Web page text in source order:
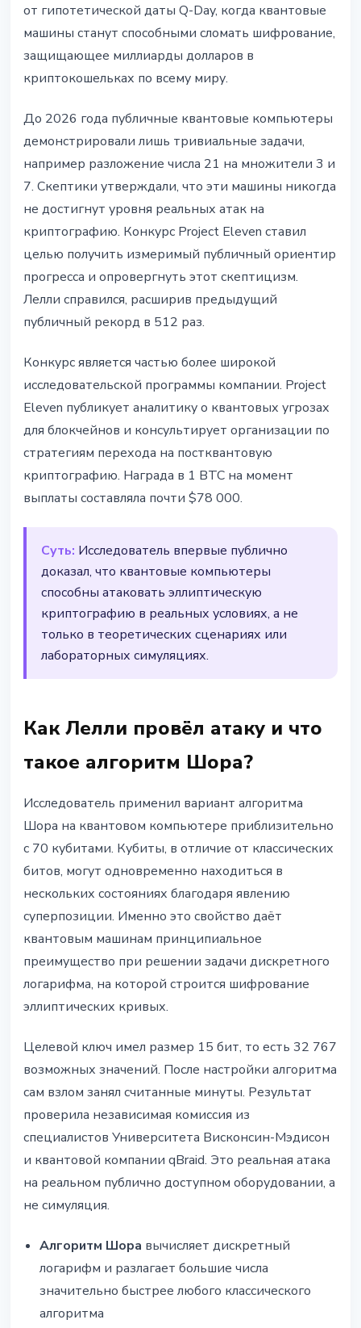
от гипотетической даты Q-Day, когда квантовые
машины станут способными сломать шифрование,
защищающее миллиарды долларов в
криптокошельках по всему миру.
До 2026 года публичные квантовые компьютеры
демонстрировали лишь тривиальные задачи,
например разложение числа 21 на множители 3 и
7. Скептики утверждали, что эти машины никогда
не достигнут уровня реальных атак на
криптографию. Конкурс Project Eleven ставил
целью получить измеримый публичный ориентир
прогресса и опровергнуть этот скептицизм.
Лелли справился, расширив предыдущий
публичный рекорд в 512 раз.
Конкурс является частью более широкой
исследовательской программы компании. Project
Eleven публикует аналитику о квантовых угрозах
для блокчейнов и консультирует организации по
стратегиям перехода на постквантовую
криптографию. Награда в 1 BTC на момент
выплаты составляла почти $78 000.
Суть: Исследователь впервые публично
доказал, что квантовые компьютеры
способны атаковать эллиптическую
криптографию в реальных условиях, а не
только в теоретических сценариях или
лабораторных симуляциях.
Как Лелли провёл атаку и что
такое алгоритм Шора?
Исследователь применил вариант алгоритма
Шора на квантовом компьютере приблизительно
с 70 кубитами. Кубиты, в отличие от классических
битов, могут одновременно находиться в
нескольких состояниях благодаря явлению
суперпозиции. Именно это свойство даёт
квантовым машинам принципиальное
преимущество при решении задачи дискретного
логарифма, на которой строится шифрование
эллиптических кривых.
Целевой ключ имел размер 15 бит, то есть 32 767
возможных значений. После настройки алгоритма
сам взлом занял считанные минуты. Результат
проверила независимая комиссия из
специалистов Университета Висконсин-Мэдисон
и квантовой компании qBraid. Это реальная атака
на реальном публично доступном оборудовании, а
не симуляция.
Алгоритм Шора вычисляет дискретный
логарифм и разлагает большие числа
значительно быстрее любого классического
алгоритма